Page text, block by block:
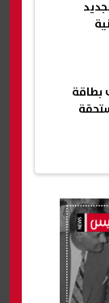
بطاقة
المستحقة